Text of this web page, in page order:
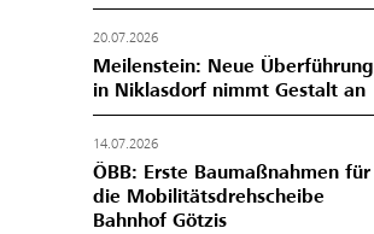
20.07.2026
Meilenstein: Neue Überführung
in Niklasdorf nimmt Gestalt an
14.07.2026
ÖBB: Erste Baumaßnahmen für
die Mobilitätsdrehscheibe
Bahnhof Götzis